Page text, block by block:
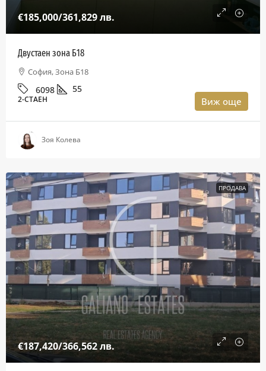
€185,000/361,829 лв.
Двустаен зона Б18
София, Зона Б18
6098 55
2-СТАЕН Виж още
Зоя Колева
ПРОДАВА
€187,420/366,562 лв.